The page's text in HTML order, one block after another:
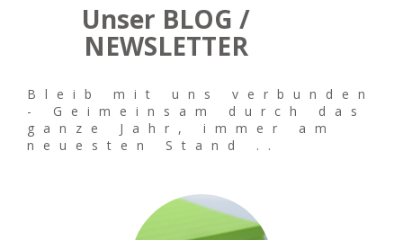
Unser BLOG /
NEWSLETTER
Bleib mit uns verbunden
- Geimeinsam durch das
ganze Jahr, immer am
neuesten Stand ..